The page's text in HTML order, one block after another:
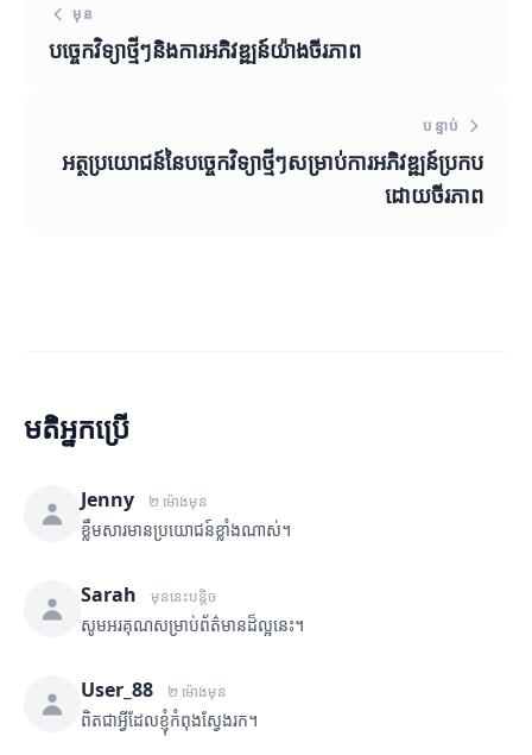
មុន
បច្ចេកវិទ្យាថ្មីៗនិងការអភិវឌ្ឍន៍យ៉ាងចីរភាព
បន្ទាប់
អត្ថប្រយោជន៍នៃបច្ចេកវិទ្យាថ្មីៗសម្រាប់ការអភិវឌ្ឍន៍ប្រកប
ដោយចីរភាព
មតិអ្នកប្រើ
Jenny ២ ម៉ោងមុន
ខ្លឹមសារមានប្រយោជន៍ខ្លាំងណាស់។
Sarah មុននេះបន្តិច
សូមអរគុណសម្រាប់ព័ត៌មានដ៏ល្អនេះ។
User_88 ២ ម៉ោងមុន
ពិតជាអ្វីដែលខ្ញុំកំពុងស្វែងរក។